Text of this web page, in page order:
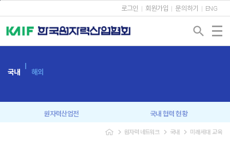
로그인 회원가입 문의하기 ENG
search
국내 해외
원자력산업전 국내 협력 현황
navigate_next 원자력 네트워크 navigate_next 국내 navigate_next 미래세대 교육